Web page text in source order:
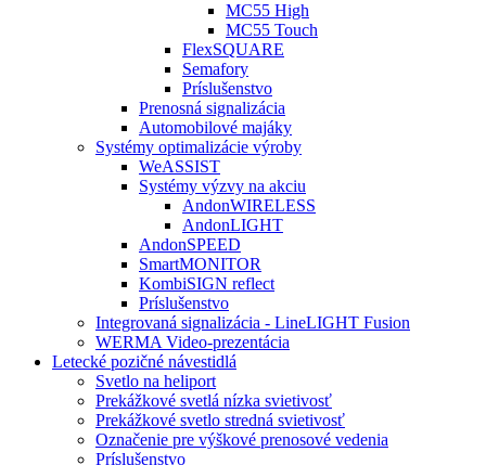
MC55 High
MC55 Touch
FlexSQUARE
Semafory
Príslušenstvo
Prenosná signalizácia
Automobilové majáky
Systémy optimalizácie výroby
WeASSIST
Systémy výzvy na akciu
AndonWIRELESS
AndonLIGHT
AndonSPEED
SmartMONITOR
KombiSIGN reflect
Príslušenstvo
Integrovaná signalizácia - LineLIGHT Fusion
WERMA Video-prezentácia
Letecké pozičné návestidlá
Svetlo na heliport
Prekážkové svetlá nízka svietivosť
Prekážkové svetlo stredná svietivosť
Označenie pre výškové prenosové vedenia
Príslušenstvo